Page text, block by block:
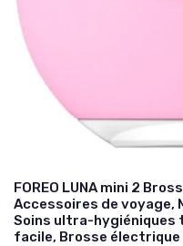
FOREO LUNA mini 2
Accessoires de voyage,
Soins ultra-hygiéniques
facile, Brosse électrique